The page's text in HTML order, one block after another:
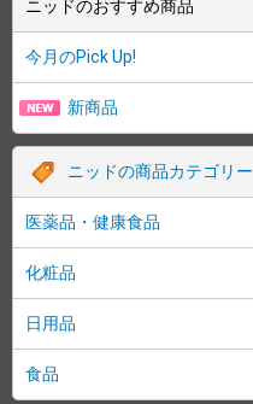
ニッドのおすすめ商品
今月のPick Up!
新商品
ニッドの商品カテゴリー
医薬品・健康食品
化粧品
日用品
食品